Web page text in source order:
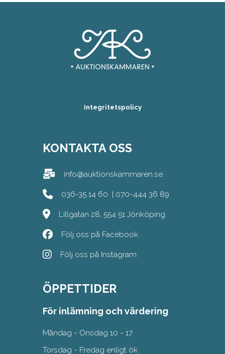
Integritetspolicy
KONTAKTA OSS
info@auktionskammaren.se
036-35 14 60 | 070-444 36 89
Lillgatan 28, 554 51 Jönköping
Följ oss på Facebook
Följ oss på Instagram
ÖPPETTIDER
För inlämning och värdering
Måndag - Onsdag 10 - 17
Torsdag - Fredag enligt ök